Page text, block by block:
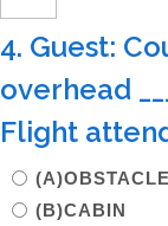
4. Guest:
overhead
Flight
(B)CABIN